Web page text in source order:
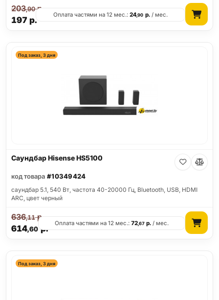
197 р.
203,90р.
Оплата частями на 12 мес.:24,90 р./ мес.
Под заказ, 3 дня
Саундбар Hisense HS5100
код товара #10349424
саундбар 5.1, 540 Вт, частота 40-20000 Гц, Bluetooth, USB, HDMI
ARC, цвет черный
614,60р.
636,11р.
Оплата частями на 12 мес.:72,67 р. / мес.
Под заказ, 3 дня